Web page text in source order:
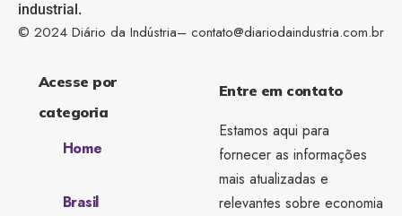
industrial.
© 2024 Diário da Indústria– contato@diariodaindustria.com.br
Acesse por
categoria
Home
Brasil
Entre em contato
Estamos aqui para
fornecer as informações
mais atualizadas e
relevantes sobre economia